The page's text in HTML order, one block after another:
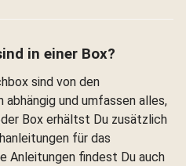
in einer Box?
sind von den
und umfassen alles,
Box erhältst Du zusätzlich
für das
Anleitungen findest Du auch